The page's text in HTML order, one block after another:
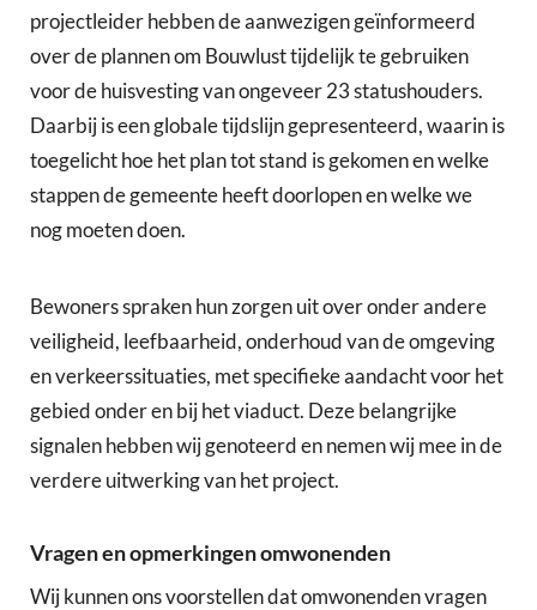
projectleider hebben de aanwezigen geïnformeerd
over de plannen om Bouwlust tijdelijk te gebruiken
voor de huisvesting van ongeveer 23 statushouders.
Daarbij is een globale tijdslijn gepresenteerd, waarin is
toegelicht hoe het plan tot stand is gekomen en welke
stappen de gemeente heeft doorlopen en welke we
nog moeten doen.
Bewoners spraken hun zorgen uit over onder andere
veiligheid, leefbaarheid, onderhoud van de omgeving
en verkeerssituaties, met specifieke aandacht voor het
gebied onder en bij het viaduct. Deze belangrijke
signalen hebben wij genoteerd en nemen wij mee in de
verdere uitwerking van het project.
Vragen en opmerkingen omwonenden
Wij kunnen ons voorstellen dat omwonenden vragen